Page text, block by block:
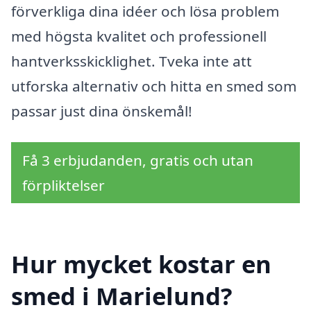
förverkliga dina idéer och lösa problem
med högsta kvalitet och professionell
hantverksskicklighet. Tveka inte att
utforska alternativ och hitta en smed som
passar just dina önskemål!
Få 3 erbjudanden, gratis och utan
förpliktelser
Hur mycket kostar en
smed i Marielund?